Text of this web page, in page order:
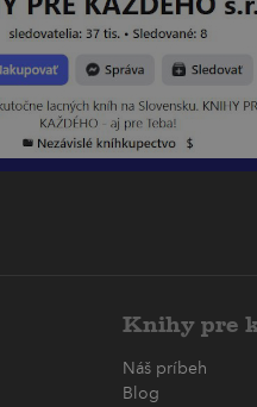
Knihy pre
Náš príbeh
Blog